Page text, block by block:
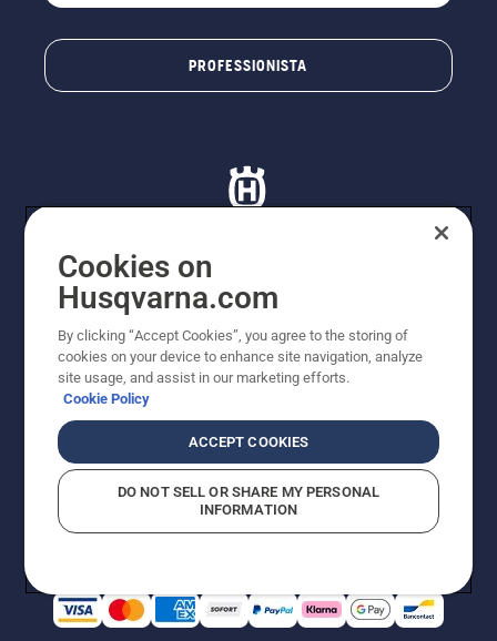
PROFESSIONISTA
© Husqvarna AB (publ). Tutti i diritti riservati. I prezzi
Husqvarna Schweiz AG per i rivenditori specializzati
aderenti all’iniziativa, prezzi in CHF comprensivi di IVA
all’ 8,1% e TRA. Con riserva di modifica. Tutti i prezzi
indicati sono prezzi al dettaglio consigliati (IVA inclusa),
a meno che il prodotto non sia disponibile per l'acquisto
Informativa sulla privacyRiferimentiCGVF Negozio online
Segnalazione di presunte violazioni
Cookies on
Husqvarna.com
By clicking “Accept Cookies”, you agree to the storing of
cookies on your device to enhance site navigation, analyze
site usage, and assist in our marketing efforts.
Cookie Policy
ACCEPT COOKIES
DO NOT SELL OR SHARE MY PERSONAL
INFORMATION